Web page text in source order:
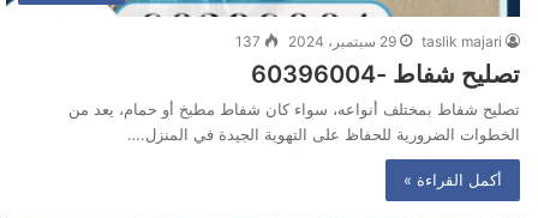
taslik majari 29 سبتمبر، 2024 137
تصليح شفاط -60396004
تصليح شفاط بمختلف أنواعه، سواء كان شفاط مطبخ أو حمام، يعد من
الخطوات الضرورية للحفاظ على التهوية الجيدة في المنزل.…
أكمل القراءة »